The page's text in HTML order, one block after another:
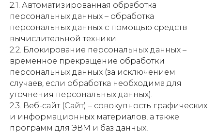
2.1. Автоматизированная обработка
персональных данных – обработка
персональных данных с помощью средств
вычислительной техники.
2.2. Блокирование персональных данных –
временное прекращение обработки
персональных данных (за исключением
случаев, если обработка необходима для
уточнения персональных данных).
2.3. Веб-сайт (Сайт) – совокупность графических
и информационных материалов, а также
программ для ЭВМ и баз данных,